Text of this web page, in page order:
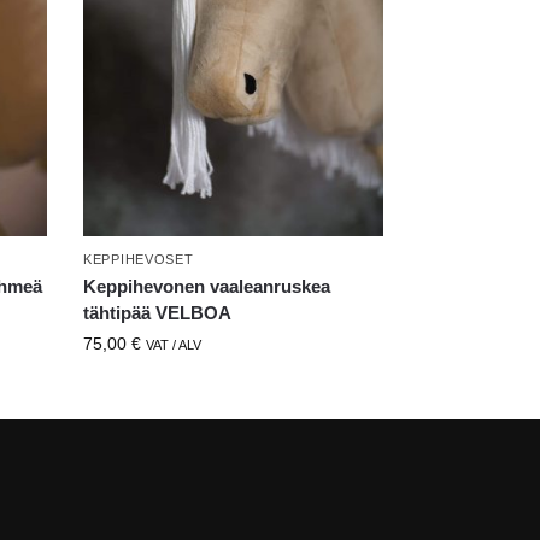
KEPPIHEVOSET
Keppihevonen vaaleanruskea
tähtipää VELBOA
75,00€ VAT / ALV